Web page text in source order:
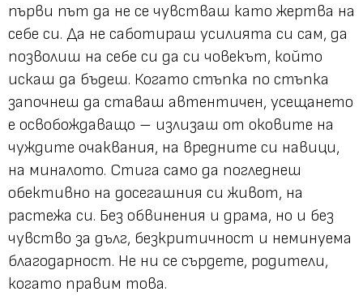
първи път да не се чувстваш като жертва на
себе си. Да не саботираш усилията си сам, да
позволиш на себе си да си човекът, който
искаш да бъдеш. Когато стъпка по стъпка
започнеш да ставаш автентичен, усещането
е освобождаващо – излизаш от оковите на
чуждите очаквания, на вредните си навици,
на миналото. Стига само да погледнеш
обективно на досегашния си живот, на
растежа си. Без обвинения и драма, но и без
чувство за дълг, безкритичност и неминуема
благодарност. Не ни се сърдете, родители,
когато правим това.